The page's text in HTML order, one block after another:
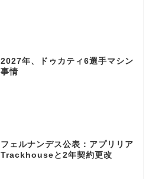
2027年、ドゥカティ6選手マシン
事情
フェルナンデス公表：アプリリア
Trackhouseと2年契約更改